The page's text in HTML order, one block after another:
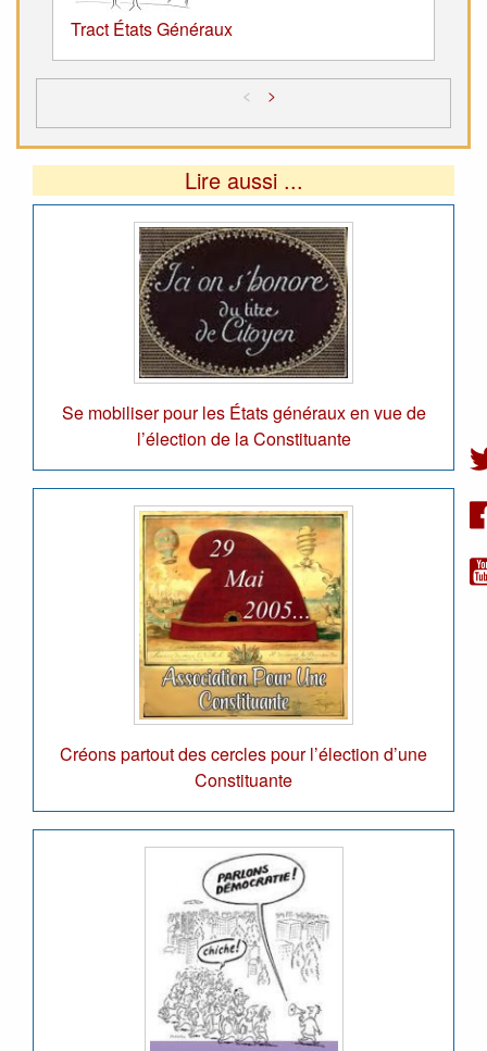
Tract États Généraux
< >
Lire aussi ...
Se mobiliser pour les États généraux en vue de
l’élection de la Constituante
Créons partout des cercles pour l’élection d’une
Constituante